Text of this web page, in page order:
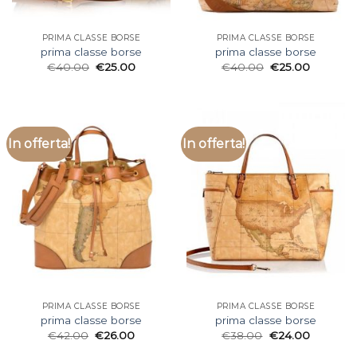
PRIMA CLASSE BORSE
prima classe borse
€40.00 €25.00
PRIMA CLASSE BORSE
prima classe borse
€40.00 €25.00
In offerta!
PRIMA CLASSE BORSE
prima classe borse
€42.00 €26.00
In offerta!
PRIMA CLASSE BORSE
prima classe borse
€38.00 €24.00